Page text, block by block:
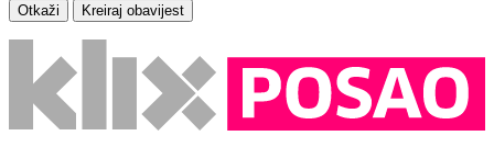
Otkaži Kreiraj obavijest